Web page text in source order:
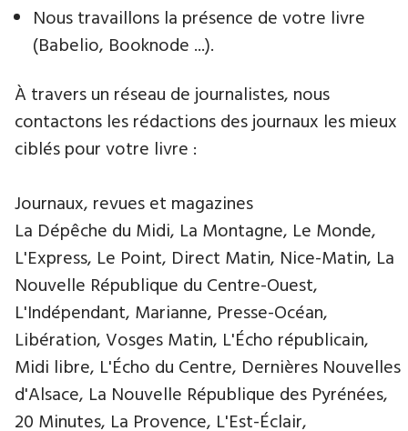
Nous travaillons la présence de votre livre
(Babelio, Booknode ...).
À travers un réseau de journalistes, nous
contactons les rédactions des journaux les mieux
ciblés pour votre livre :
Journaux, revues et magazines
La Dépêche du Midi, La Montagne, Le Monde,
L'Express, Le Point, Direct Matin, Nice-Matin, La
Nouvelle République du Centre-Ouest,
L'Indépendant, Marianne, Presse-Océan,
Libération, Vosges Matin, L'Écho républicain,
Midi libre, L'Écho du Centre, Dernières Nouvelles
d'Alsace, La Nouvelle République des Pyrénées,
20 Minutes, La Provence, L'Est-Éclair,